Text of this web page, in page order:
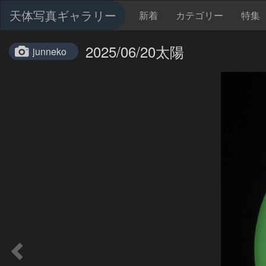
天体写真ギャラリー 新着 カテゴリー 特集
junneko 2025/06/20太陽